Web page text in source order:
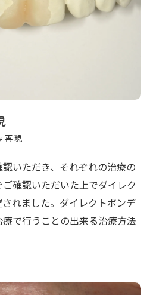
再現
いただき、それぞれの治療の
確認いただいた上でダイレク
れました。ダイレクトボンデ
で行うことの出来る治療方法